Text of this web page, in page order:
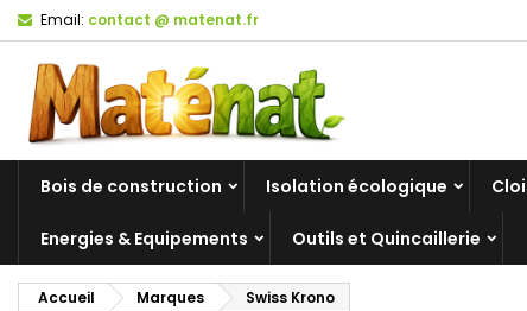
Email: contact @ matenat.fr
Bois de construction Isolation écologique
Energies & Equipements Outils et Quincaillerie
Accueil Marques Swiss Krono